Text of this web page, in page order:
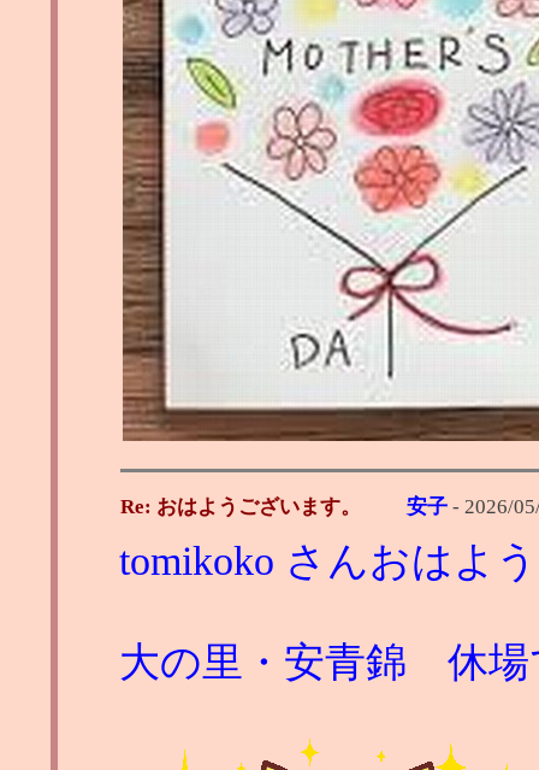
Re: おはようございます。 安子 - 2026/
tomikoko さんおはよ
大の里・安青錦 休場